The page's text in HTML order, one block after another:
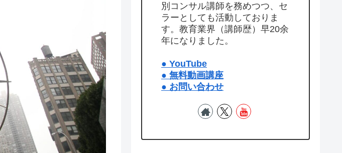
別コンサル講師を務めつつ、セ
ラーとしても活動しておりま
す。教育業界（講師歴）早20余
年になりました。
● YouTube
● 無料動画講座
● お問い合わせ